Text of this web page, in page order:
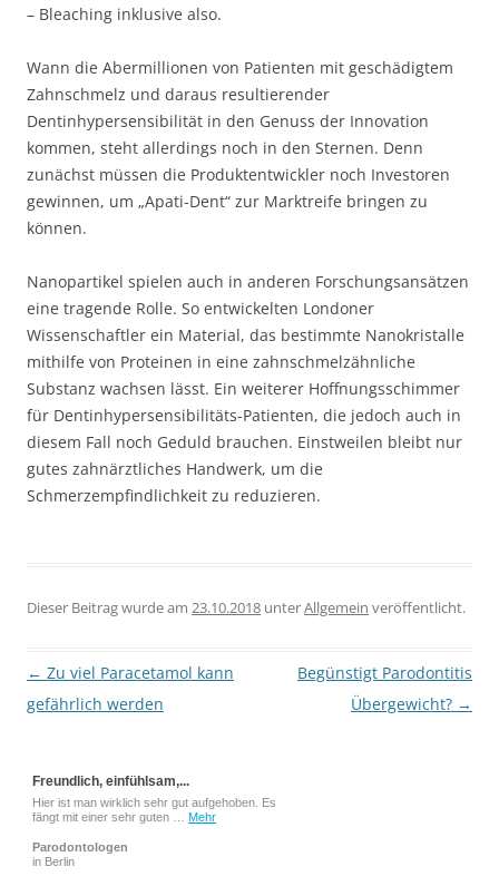
– Bleaching inklusive also.
Wann die Abermillionen von Patienten mit geschädigtem
Zahnschmelz und daraus resultierender
Dentinhypersensibilität in den Genuss der Innovation
kommen, steht allerdings noch in den Sternen. Denn
zunächst müssen die Produktentwickler noch Investoren
gewinnen, um „Apati-Dent“ zur Marktreife bringen zu
können.
Nanopartikel spielen auch in anderen Forschungsansätzen
eine tragende Rolle. So entwickelten Londoner
Wissenschaftler ein Material, das bestimmte Nanokristalle
mithilfe von Proteinen in eine zahnschmelzähnliche
Substanz wachsen lässt. Ein weiterer Hoffnungsschimmer
für Dentinhypersensibilitäts-Patienten, die jedoch auch in
diesem Fall noch Geduld brauchen. Einstweilen bleibt nur
gutes zahnärztliches Handwerk, um die
Schmerzempfindlichkeit zu reduzieren.
Dieser Beitrag wurde am 23.10.2018 unterAllgemein veröffentlicht.
Beitragsnavigation
← Zu viel Paracetamol kann
gefährlich werden
Begünstigt Parodontitis
Übergewicht? →
Freundlich, einfühlsam,...
Hier ist man wirklich sehr gut aufgehoben. Es
fängt mit einer sehr guten … Mehr
Parodontologen
in Berlin